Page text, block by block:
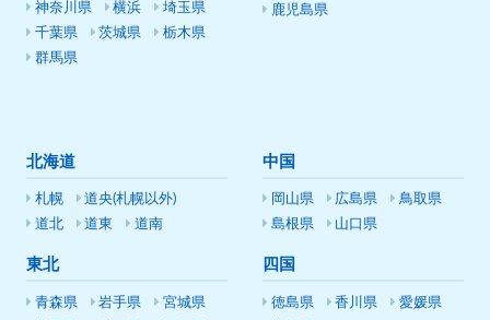
神奈川県 横浜
埼玉県
千葉県
茨城県
栃木県
群馬県
鹿児島県
北海道
札幌
道央(札幌以外)
道北
道東 道南
東北
青森県 岩手県
宮城県
中国
岡山県 広島県
鳥取県
島根県
山口県
四国
徳島県 香川県
愛媛県